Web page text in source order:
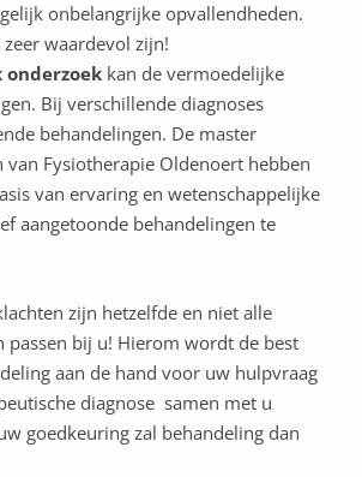
onbelangrijke opvallendheden.
waardevol zijn!
kan de vermoedelijke
Bij verschillende diagnoses
behandelingen. De master
Fysiotherapie Oldenoert hebben
van ervaring en wetenschappelijke
aangetoonde behandelingen te
zijn hetzelfde en niet alle
passen bij u! Hierom wordt de best
aan de hand voor uw hulpvraag
diagnose samen met u
goedkeuring zal behandeling dan